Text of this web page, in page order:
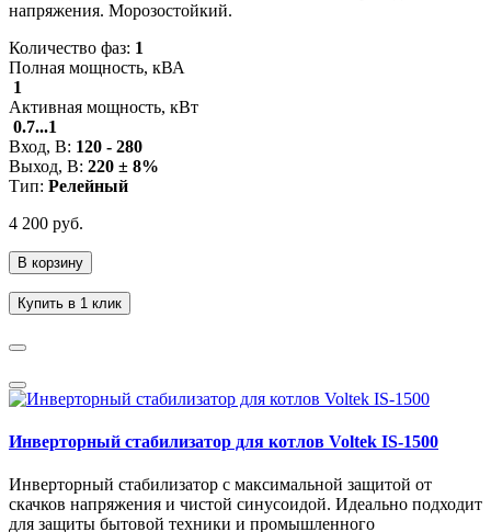
напряжения. Морозостойкий.
Количество фаз: 1
Полная мощность, кВА
1
Активная мощность, кВт
0.7...1
Вход, В: 120 - 280
Выход, В: 220 ± 8%
Тип: Релейный
4 200 руб.
В корзину
Купить в 1 клик
Инверторный стабилизатор для котлов Voltek IS-1500
Инверторный стабилизатор с максимальной защитой от
скачков напряжения и чистой синусоидой. Идеально подходит
для защиты бытовой техники и промышленного